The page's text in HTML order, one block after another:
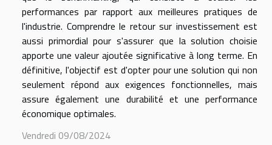
performances par rapport aux meilleures pratiques de
l'industrie. Comprendre le retour sur investissement est
aussi primordial pour s'assurer que la solution choisie
apporte une valeur ajoutée significative à long terme. En
définitive, l'objectif est d'opter pour une solution qui non
seulement répond aux exigences fonctionnelles, mais
assure également une durabilité et une performance
économique optimales.
Vendredi 09/08/2024